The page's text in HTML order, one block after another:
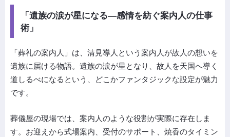
「遺族の涙が星になる―感情を紡ぐ案内人の仕事
術」
「葬礼の案内人」は、清見導人という案内人が故人の想いを
遺族に届ける物語。遺族の涙が星となり、故人を天国へ導く
道しるべになるという、どこかファンタジックな設定が魅力
です。
葬儀屋の現場では、案内人のような役割が実際に存在しま
す。お迎えから式場案内、受付のサポート、焼香のタイミン